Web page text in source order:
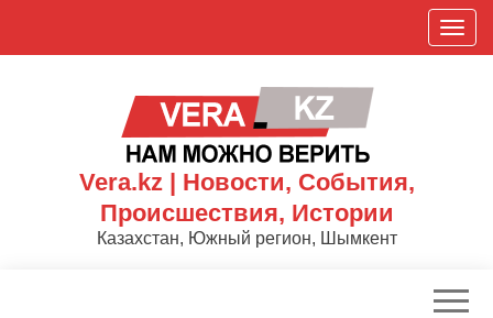
П
о
к
Vera.kz | Новости, События,
Происшествия, Истории
Казахстан, Южный регион, Шымкент